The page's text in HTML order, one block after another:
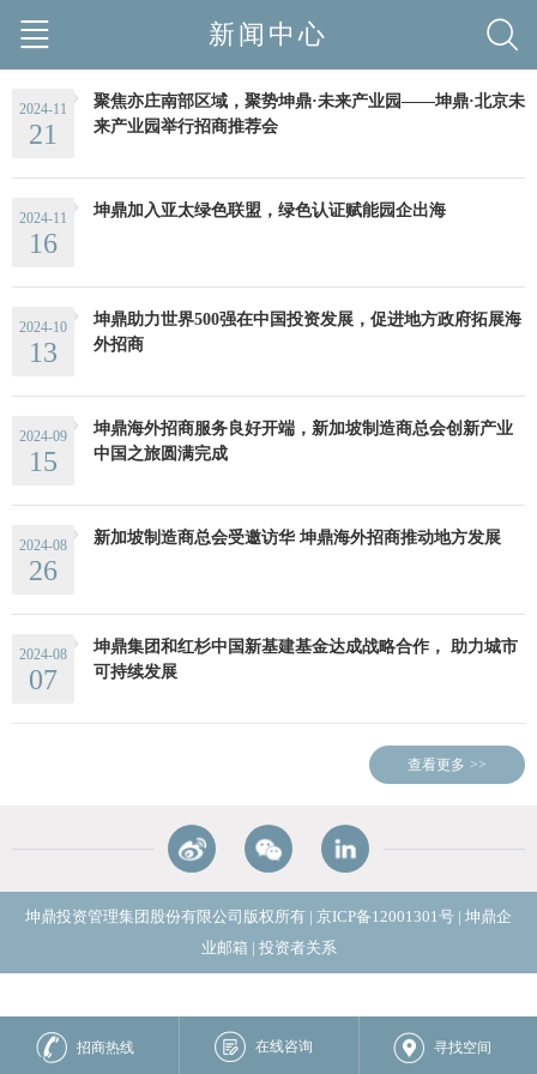
新闻中心
2024-11
21
聚焦亦庄南部区域，聚势坤鼎·未来产业园——坤鼎·北京未
来产业园举行招商推荐会
2024-11
16
坤鼎加入亚太绿色联盟，绿色认证赋能园企出海
2024-10
13
坤鼎助力世界500强在中国投资发展，促进地方政府拓展海
外招商
2024-09
15
坤鼎海外招商服务良好开端，新加坡制造商总会创新产业
中国之旅圆满完成
2024-08
26
新加坡制造商总会受邀访华 坤鼎海外招商推动地方发展
2024-08
07
坤鼎集团和红杉中国新基建基金达成战略合作， 助力城市
可持续发展
查看更多 >>
坤鼎投资管理集团股份有限公司版权所有 | 京ICP备12001301号 | 坤鼎企
业邮箱 | 投资者关系
招商热线 在线咨询 寻找空间